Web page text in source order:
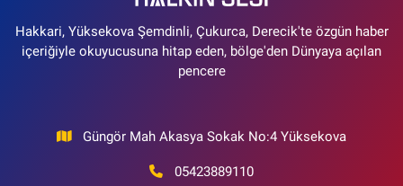
Hakkari, Yüksekova Şemdinli, Çukurca, Derecik'te özgün haber
içeriğiyle okuyucusuna hitap eden, bölge'den Dünyaya açılan
pencere
Güngör Mah Akasya Sokak No:4 Yüksekova
05423889110